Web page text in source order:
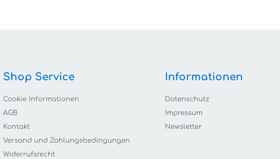
Shop Service
Cookie Informationen
AGB
Kontakt
Versand und Zahlungsbedingungen
Widerrufsrecht
Informationen
Datenschutz
Impressum
Newsletter